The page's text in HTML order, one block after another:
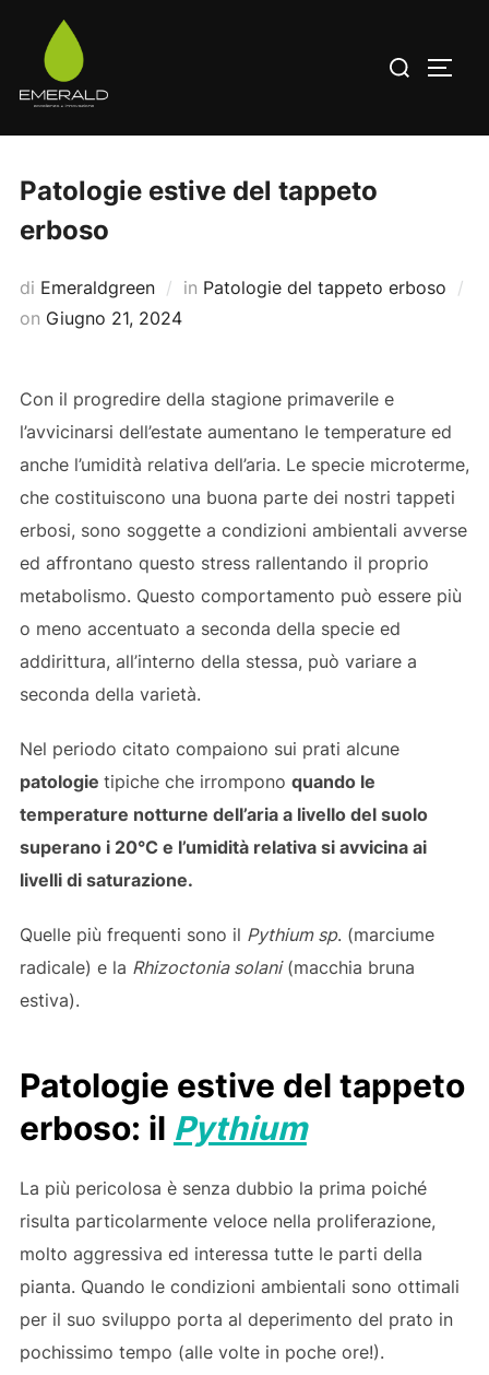
contenuto
Cerca
Patologie estive del tappeto
erboso
di Emeraldgreen in Patologie del tappeto erboso
on Pubblicato
Giugno 21, 2024
Con il progredire della stagione primaverile e
l’avvicinarsi dell’estate aumentano le temperature ed
anche l’umidità relativa dell’aria. Le specie microterme,
che costituiscono una buona parte dei nostri tappeti
erbosi, sono soggette a condizioni ambientali avverse
ed affrontano questo stress rallentando il proprio
metabolismo. Questo comportamento può essere più
o meno accentuato a seconda della specie ed
addirittura, all’interno della stessa, può variare a
seconda della varietà.
Nel periodo citato compaiono sui prati alcune
patologie tipiche che irrompono quando le
temperature notturne dell’aria a livello del suolo
superano i 20°C e l’umidità relativa si avvicina ai
livelli di saturazione.
Quelle più frequenti sono il Pythium sp. (marciume
radicale) e la Rhizoctonia solani(macchia bruna
estiva).
Patologie estive del tappeto
erboso: il Pythium
La più pericolosa è senza dubbio la prima poiché
risulta particolarmente veloce nella proliferazione,
molto aggressiva ed interessa tutte le parti della
pianta. Quando le condizioni ambientali sono ottimali
per il suo sviluppo porta al deperimento del prato in
pochissimo tempo (alle volte in poche ore!).